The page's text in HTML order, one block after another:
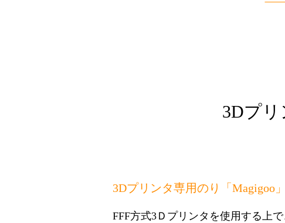
3Dプ
3Dプリンタ専用のり「Magigoo
FFF方式3Ｄプリンタを使用する上